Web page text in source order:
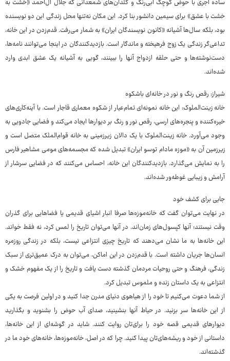
ساده آجری با حوض کوچک آبی‌رنگ و گلدان‌های شمعدانی که جلال آل‌احمد «خشت به
خشت با عشق» برای سیمین دانشور بنا کرد. این مکان نه‌تنها محل زندگی این دو نویسنده
بود، بلکه سال‌ها آشیانه «کانون نویسندگان ایران» به شمار می‌رفت. قدم‌زدن در این خانه،
تداعی‌گر زندگی یک زوج فرهیخته و ماندگار است. بازدیدکنندگان در اینجا می‌توانند نامه‌ها،
دست‌نوشته‌ها و حتی حلقه ازدواج آنها را ببینند، گویی به آشیانه یک عشق ابدی وارد
شده‌اند.
شیراز: رقص رنگ و نور در خانه‌ای باشکوه
خانه زینت‌الملوک: این خانه نمونه‌ای تمام‌عیار از شکوه معماری قاجار است. با آینه‌کاری‌های
خیره‌کننده و پنجره‌های ارسی، رقص نور و رنگ بر دیوارها ایجاد می‌کند و فضایی جادویی به
وجود می‌آورد. خانه زینت‌الملوک با یک دالان زیرزمینی به خانه قوام‌الملک متصل است و
زیرزمین آن به «موزه مادام توسو ایران» تبدیل شده که مجسمه‌های مومی مشاهیر فارس
را به نمایش می‌گذارد. بازدیدکنندگان این خانه، احساس می‌کنند که در فضایی سرشار از
آرامش و زیبایی غوطه‌ور شده‌اند.
جایی برای کشف خود
در نهایت می‌توان گفت که خانه‌موزه‌ها صرفا انبار اشیای قدیمی یا فضاهایی برای گذران
وقت نیستند؛ آنها کپسول‌های زمان‌اند. در آنها می‌توان تاریخ را لمس کرد، نه فقط خواند.
این خانه‌ها به ما نشان می‌دهند که تاریخ چیزی انتزاعی نیست، بلکه در زندگی روزمره
انسان‌ها جریان داشته است. با قدم‌زدن در این اماکن، می‌توان به درک عمیق‌تری از سبک
زندگی، فرهنگ و حتی روحیات مردمان گذشته دست یافت و تاریخ را از یک مفهوم خشک و
انتزاعی به یک داستان زنده و ملموس تبدیل کرد.
از شما دعوت می‌کنیم تا خود را از هیاهوی دنیای مدرن جدا کنید و در اولین فرصت به یکی
از این خانه‌ها سر بزنید. در حیاط آنها بنشینید، صدای آب حوض را بشنوید و بگذارید
دیوارهای قدیمی قصه خود را برای‌تان روایت کنند. شاید در گوشه‌ای از این خانه‌ها،
داستانی از خود و ریشه‌های‌تان پیدا کنید. چرا که در اصل، خانه‌موزه‌ها، خانه‌های خود ما در
گذشته‌اند.